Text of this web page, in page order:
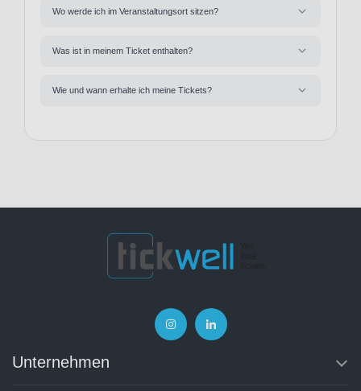
Wo werde ich im Veranstaltungsort sitzen?
Was ist in meinem Ticket enthalten?
Wie und wann erhalte ich meine Tickets?
Unternehmen